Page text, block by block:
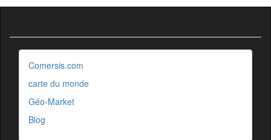
Comersis.com
carte du monde
Géo-Market
Blog